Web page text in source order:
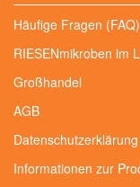
Häufige Fragen (FAQ)
RIESENmikroben im
Großhandel
AGB
Datenschutzerklärung
Informationen zur